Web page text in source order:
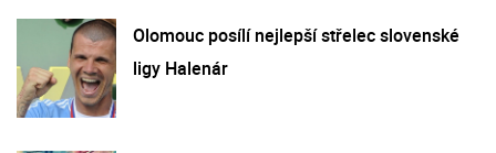
Olomouc posílí nejlepší střelec slovenské
ligy Halenár